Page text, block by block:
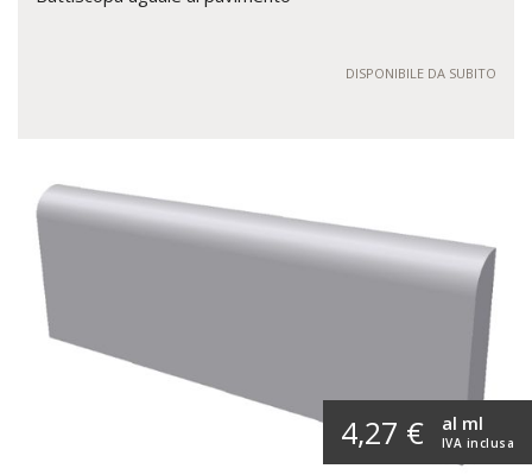
DISPONIBILE DA SUBITO
4,27 € IVA inclusa
al ml